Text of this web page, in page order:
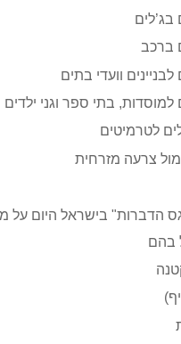
ברכב
וועדי בתים
בתי ספר וגני ילדים
לטרמיטים
צרעה מזרחית
הדברות" בישראל היום על
בהם